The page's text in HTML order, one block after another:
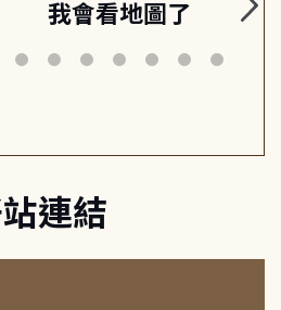
我會看地圖了
美
連結